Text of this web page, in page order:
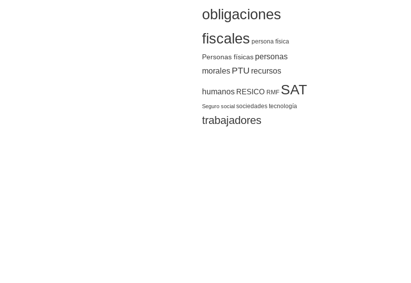
obligaciones
fiscales persona física
Personas físicas personas
morales PTU recursos
humanos RESICO RMF SAT
Seguro social sociedades tecnología
trabajadores